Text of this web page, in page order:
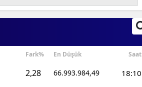
Fark% En Düşük Saat
2,28 66.993.984,49 18:10